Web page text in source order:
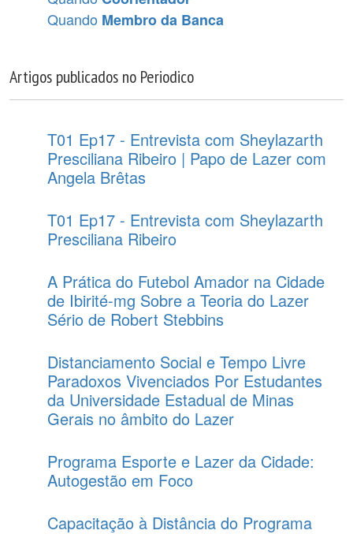
Quando Membro da Banca
Artigos publicados no Periodico
T01 Ep17 - Entrevista com Sheylazarth
Presciliana Ribeiro | Papo de Lazer com
Angela Brêtas
T01 Ep17 - Entrevista com Sheylazarth
Presciliana Ribeiro
A Prática do Futebol Amador na Cidade
de Ibirité-mg Sobre a Teoria do Lazer
Sério de Robert Stebbins
Distanciamento Social e Tempo Livre
Paradoxos Vivenciados Por Estudantes
da Universidade Estadual de Minas
Gerais no âmbito do Lazer
Programa Esporte e Lazer da Cidade:
Autogestão em Foco
Capacitação à Distância do Programa